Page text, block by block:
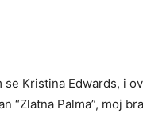
se Kristina Edwards, i
“Zlatna Palma”, moj